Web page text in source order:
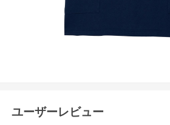
ユーザーレビュー